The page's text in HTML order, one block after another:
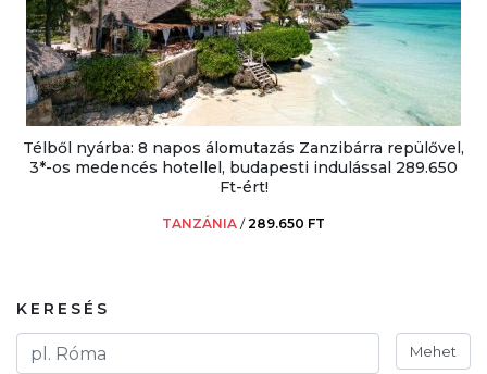
Télből nyárba: 8 napos álomutazás Zanzibárra repülővel,
3*-os medencés hotellel, budapesti indulással 289.650
Ft-ért!
TANZÁNIA /289.650 FT
KERESÉS
Mehet